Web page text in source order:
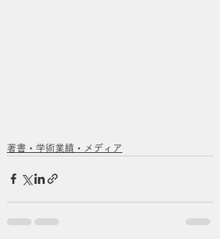
著書・学術業績・メディア